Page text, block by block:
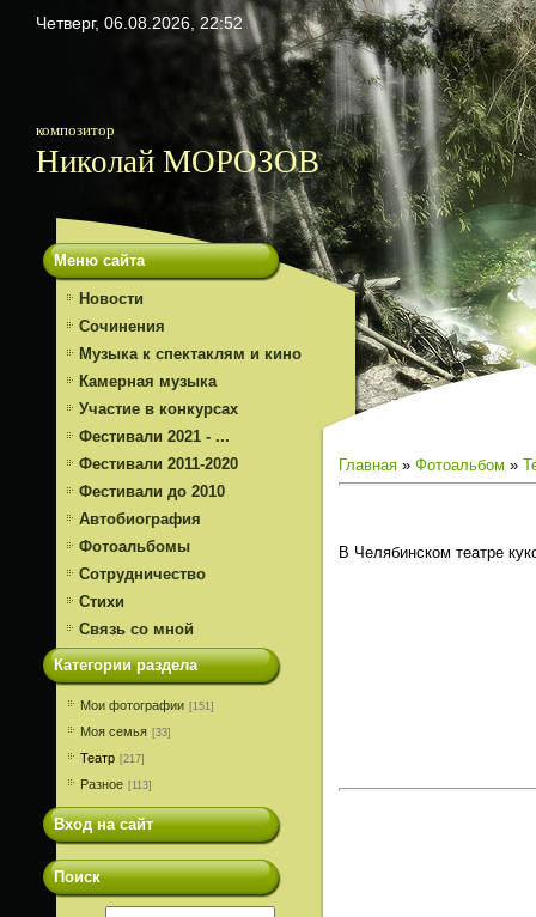
Четверг, 06.08.2026, 22:52
композитор
Николай МОРОЗОВ
Меню сайта
Новости
Сочинения
Музыка к спектаклям и кино
Камерная музыка
Участие в конкурсах
Фестивали 2021 - ...
Фестивали 2011-2020
Фестивали до 2010
Автобиография
Фотоальбомы
Сотрудничество
Стихи
Связь со мной
Категории раздела
Мои фотографии [151]
Моя семья [33]
Театр [217]
Разное [113]
Вход на сайт
Поиск
Главная » Фотоальбом »
В Челябинском театре